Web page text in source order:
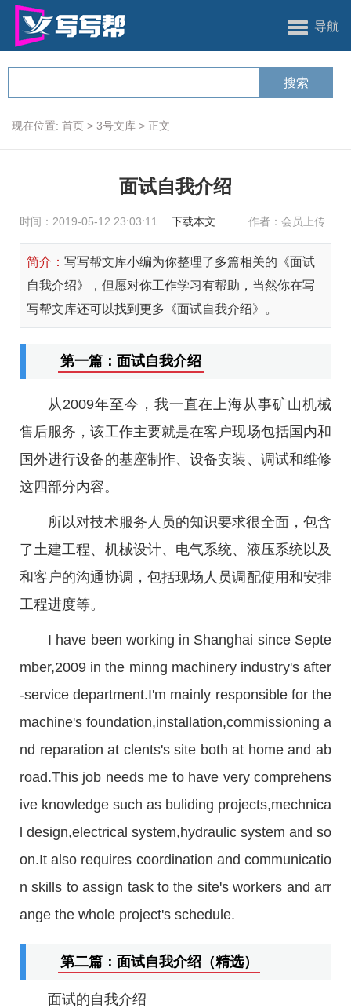
导航
现在位置: 首页 > 3号文库 > 正文
面试自我介绍
时间：2019-05-12 23:03:11 下载本文 作者：会员上传
简介： 写写帮文库小编为你整理了多篇相关的《面试
自我介绍》，但愿对你工作学习有帮助，当然你在写
写帮文库还可以找到更多《面试自我介绍》。
第一篇：面试自我介绍
从2009年至今，我一直在上海从事矿山机械
售后服务，该工作主要就是在客户现场包括国内和
国外进行设备的基座制作、设备安装、调试和维修
这四部分内容。
所以对技术服务人员的知识要求很全面，包含
了土建工程、机械设计、电气系统、液压系统以及
和客户的沟通协调，包括现场人员调配使用和安排
工程进度等。
I have been working in Shanghai since Septe
mber,2009 in the minng machinery industry's after
-service department.I'm mainly responsible for the
machine's foundation,installation,commissioning a
nd reparation at clents's site both at home and ab
road.This job needs me to have very comprehens
ive knowledge such as buliding projects,mechnica
l design,electrical system,hydraulic system and so
on.It also requires coordination and communicatio
n skills to assign task to the site's workers and arr
ange the whole project's schedule.
第二篇：面试自我介绍（精选）
面试的自我介绍